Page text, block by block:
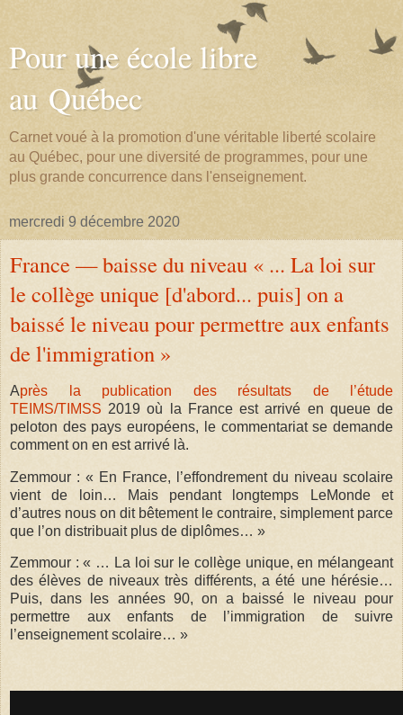
Pour une école libre
au Québec
Carnet voué à la promotion d'une véritable liberté scolaire
au Québec, pour une diversité de programmes, pour une
plus grande concurrence dans l'enseignement.
mercredi 9 décembre 2020
France — baisse du niveau « ... La loi sur
le collège unique [d'abord... puis] on a
baissé le niveau pour permettre aux enfants
de l'immigration »
Après la publication des résultats de l’étude
TEIMS/TIMSS 2019 où la France est arrivé en queue de
peloton des pays européens, le commentariat se demande
comment on en est arrivé là.
Zemmour : « En France, l’effondrement du niveau scolaire
vient de loin… Mais pendant longtemps LeMonde et
d’autres nous on dit bêtement le contraire, simplement parce
que l’on distribuait plus de diplômes… »
Zemmour : « … La loi sur le collège unique, en mélangeant
des élèves de niveaux très différents, a été une hérésie…
Puis, dans les années 90, on a baissé le niveau pour
permettre aux enfants de l’immigration de suivre
l’enseignement scolaire… »